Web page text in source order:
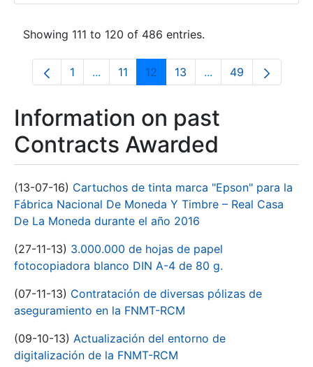
Showing 111 to 120 of 486 entries.
Page
1 ...Intermediate Pages Use TAB to navigate.
Page
11 Page
12 Page
13 ...Intermediate
Page
49
Information on past
Contracts Awarded
(13-07-16) Cartuchos de tinta marca "Epson" para la
Fábrica Nacional De Moneda Y Timbre – Real Casa
De La Moneda durante el año 2016
(27-11-13) 3.000.000 de hojas de papel
fotocopiadora blanco DIN A-4 de 80 g.
(07-11-13) Contratación de diversas pólizas de
aseguramiento en la FNMT-RCM
(09-10-13) Actualización del entorno de
digitalización de la FNMT-RCM